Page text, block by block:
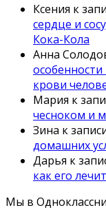
Ксения к
сердце и
Кока-Кола
Анна
крови
Мария к
чесноком и
Зина к
домашних
Дарья к
как его
Мы в